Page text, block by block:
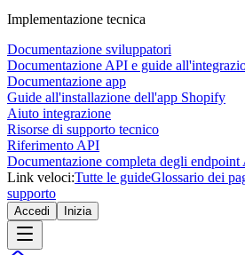
Implementazione tecnica
Documentazione sviluppatori
Documentazione API e guide
Documentazione app
Guide all'installazione dell'app Shopify
Aiuto integrazione
Risorse di supporto tecnico
Riferimento API
Documentazione completa degli endpoint
Link veloci:Tutte le guideGlossario dei
supporto
Accedi Inizia